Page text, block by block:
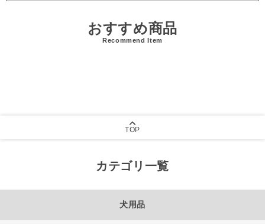
おすすめ商品
Recommend Item
TOP
カテゴリ一覧
犬用品